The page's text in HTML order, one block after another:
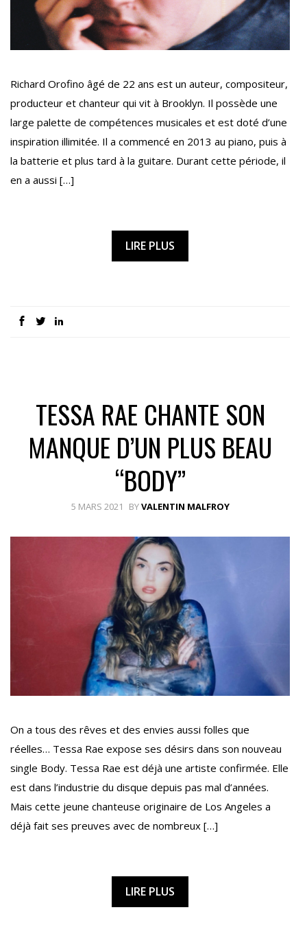
Richard Orofino âgé de 22 ans est un auteur, compositeur,
producteur et chanteur qui vit à Brooklyn. Il possède une
large palette de compétences musicales et est doté d’une
inspiration illimitée. Il a commencé en 2013 au piano, puis à
la batterie et plus tard à la guitare. Durant cette période, il
en a aussi […]
LIRE PLUS
TESSA RAE CHANTE SON
MANQUE D’UN PLUS BEAU
“BODY”
5 MARS 2021 BYVALENTIN MALFROY
On a tous des rêves et des envies aussi folles que
réelles… Tessa Rae expose ses désirs dans son nouveau
single Body. Tessa Rae est déjà une artiste confirmée. Elle
est dans l’industrie du disque depuis pas mal d’années.
Mais cette jeune chanteuse originaire de Los Angeles a
déjà fait ses preuves avec de nombreux […]
LIRE PLUS